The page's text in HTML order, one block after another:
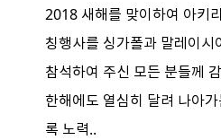
2018 새해를 맞이하여 아키
칭행사를 싱가폴과 말레이
참석하여 주신 모든 분들께
한해에도 열심히 달려 나아
록 노력..